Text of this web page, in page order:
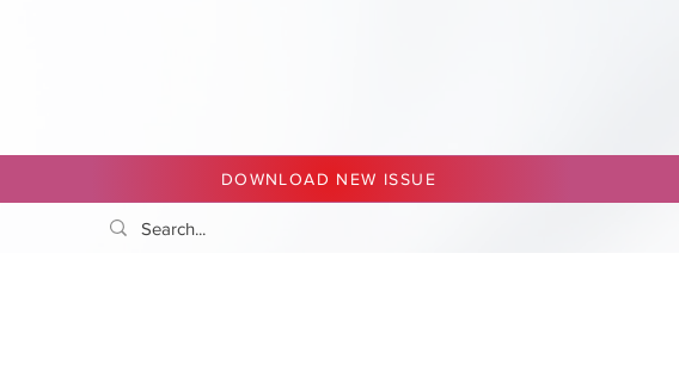
DOWNLOAD NEW ISSUE